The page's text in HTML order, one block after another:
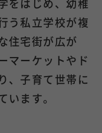
をはじめ、幼稚
う私立学校が複
住宅街が広が
マーケットやド
、子育て世帯に
ます。